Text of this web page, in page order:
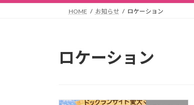
ッ
移
HOME お知らせ ロケーション
ロケーション